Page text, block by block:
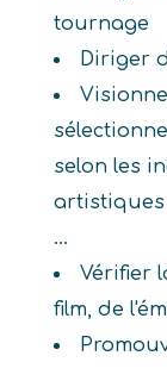
tournage
Diriger
selon les
artistiques
...
Vérifier
film, de